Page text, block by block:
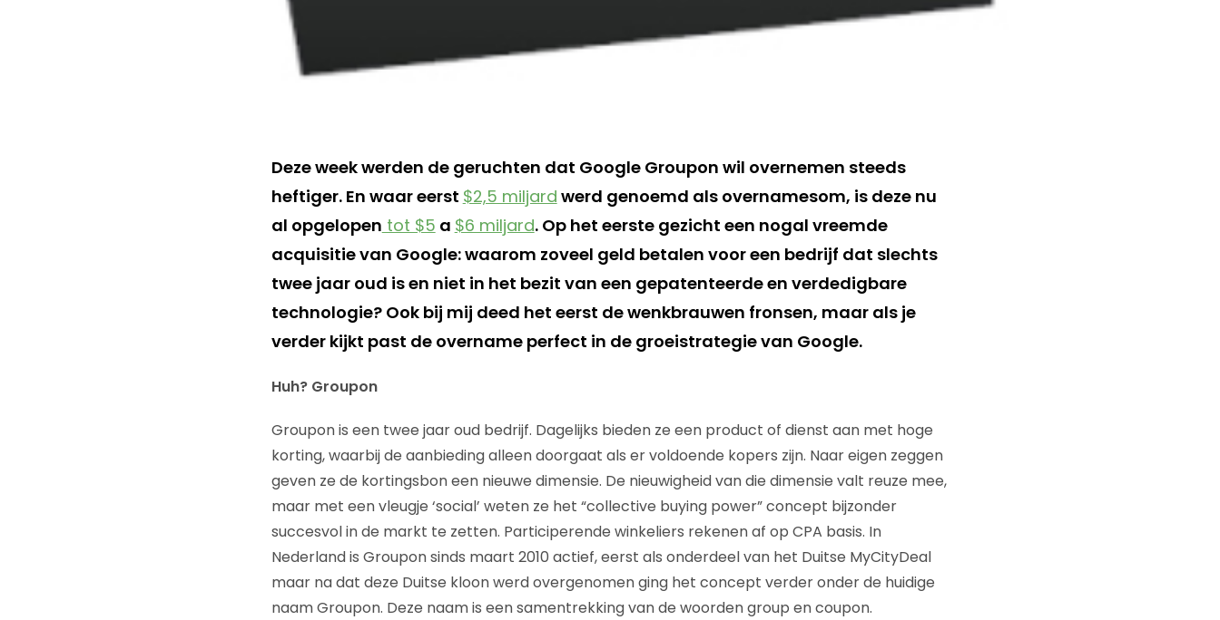
Deze week werden de geruchten dat Google Groupon wil overnemen steeds
heftiger. En waar eerst $2,5 miljard werd genoemd als overnamesom, is deze nu
al opgelopen tot $5 a $6 miljard. Op het eerste gezicht een nogal vreemde
acquisitie van Google: waarom zoveel geld betalen voor een bedrijf dat slechts
twee jaar oud is en niet in het bezit van een gepatenteerde en verdedigbare
technologie? Ook bij mij deed het eerst de wenkbrauwen fronsen, maar als je
verder kijkt past de overname perfect in de groeistrategie van Google.
Huh? Groupon
Groupon is een twee jaar oud bedrijf. Dagelijks bieden ze een product of dienst aan met hoge
korting, waarbij de aanbieding alleen doorgaat als er voldoende kopers zijn. Naar eigen zeggen
geven ze de kortingsbon een nieuwe dimensie. De nieuwigheid van die dimensie valt reuze mee,
maar met een vleugje ‘social’ weten ze het “collective buying power” concept bijzonder
succesvol in de markt te zetten. Participerende winkeliers rekenen af op CPA basis. In
Nederland is Groupon sinds maart 2010 actief, eerst als onderdeel van het Duitse MyCityDeal
maar na dat deze Duitse kloon werd overgenomen ging het concept verder onder de huidige
naam Groupon. Deze naam is een samentrekking van de woorden group en coupon.